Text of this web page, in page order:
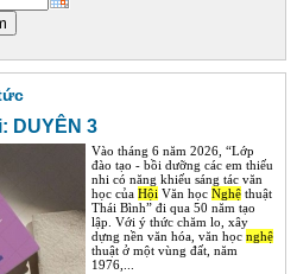
DUYÊN 3
Vào tháng 6 năm 2026, “Lớp
đào tạo - bồi dưỡng các em thiếu
nhi có năng khiếu sáng tác văn
học của HộiVăn học Nghệthuật
Thái Bình” đi qua 50 năm tạo
lập. Với ý thức chăm lo, xây
dựng nền văn hóa, văn học nghệ
thuật ở một vùng đất, năm
1976,...